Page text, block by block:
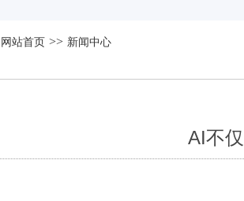
网站首页 >> 新闻中心
AI不